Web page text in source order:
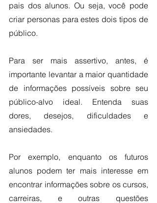
pais dos alunos. Ou seja, você pode
criar personas para estes dois tipos de
público.
Para ser mais assertivo, antes, é
importante levantar a maior quantidade
de informações possíveis sobre seu
público-alvo ideal. Entenda suas
dores, desejos, dificuldades e
ansiedades.
Por exemplo, enquanto os futuros
alunos podem ter mais interesse em
encontrar informações sobre os cursos,
carreiras, e outras questões